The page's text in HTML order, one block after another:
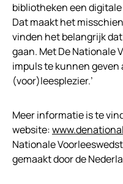
bibliotheken een
Dat maakt het
vinden het belangrijk
gaan. Met De Nationale
impuls te kunnen
(voor)leesplezier.’
Meer informatie is te
website:
Nationale
gemaakt door de